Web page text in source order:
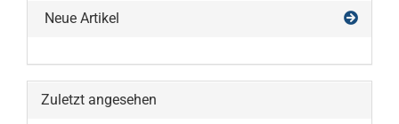
Neue Artikel
Zuletzt angesehen